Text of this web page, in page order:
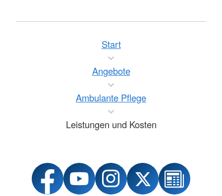
Start
Angebote
Ambulante Pflege
Leistungen und Kosten